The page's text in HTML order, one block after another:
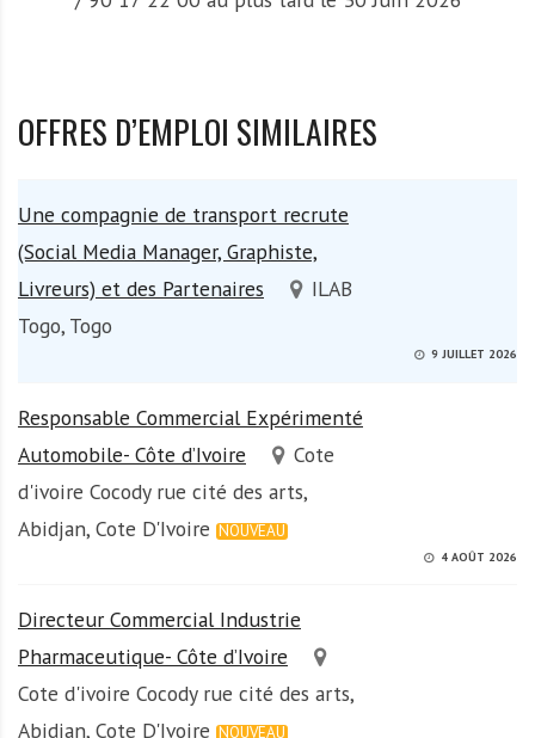
OFFRES D’EMPLOI SIMILAIRES
Une compagnie de transport recrute
(Social Media Manager, Graphiste,
Livreurs) et des Partenaires
ILAB
Togo, Togo
9 JUILLET 2026
Responsable Commercial Expérimenté
Automobile- Côte d’Ivoire
Cote
d'ivoire Cocody rue cité des arts,
Abidjan, Cote D'Ivoire NOUVEAU
4 AOÛT 2026
Directeur Commercial Industrie
Pharmaceutique- Côte d’Ivoire
Cote d'ivoire Cocody rue cité des arts,
Abidjan, Cote D'Ivoire NOUVEAU